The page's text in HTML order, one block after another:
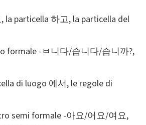
la particella 하고, la particella del
formale -ㅂ니다/습니다/습니까?,
di luogo 에서, le regole di
semi formale -아요/어요/여요,